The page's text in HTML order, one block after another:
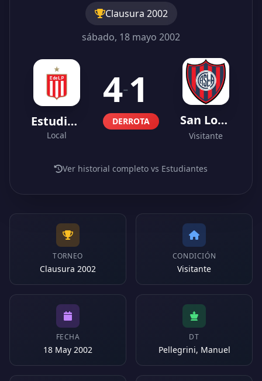
Clausura 2002
sábado, 18 mayo 2002
Estudiantes
Local
4-1
DERROTA San Lorenzo
Visitante
Ver historial completo vs Estudiantes
TORNEO
Clausura 2002
CONDICIÓN
Visitante
FECHA
18 May 2002
DT
Pellegrini, Manuel